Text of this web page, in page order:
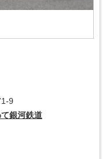
9
銀河鉄道